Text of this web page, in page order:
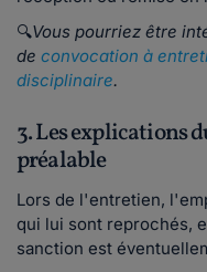
🔍Vous pourriez être
de convocation à
disciplinaire.
3. Les explications
préalable
Lors de l'entretien,
qui lui sont reprochés,
sanction est